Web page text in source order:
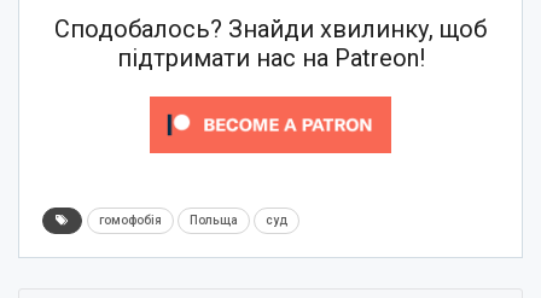
Сподобалось? Знайди хвилинку, щоб
підтримати нас на Patreon!
гомофобія Польща суд